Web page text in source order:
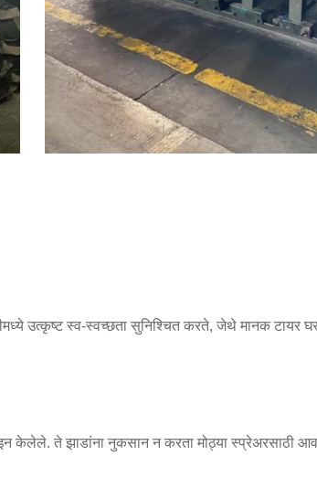
उत्कृष्ट स्व-स्वच्छता सुनिश्चित करते, जेथे मानक टायर
केलेले. ते झाडांना नुकसान न करता मोठ्या स्प्रेअरसाठी